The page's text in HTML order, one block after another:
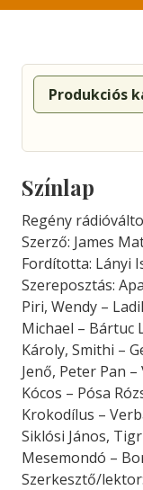
Produkciós
Színlap
Regény
Szerző: James
Fordította: Lányi
Szereposztás:
Piri, Wendy –
Michael – Bártuc
Károly, Smithi –
Jenő, Peter Pan
Kócos – Pósa
Krokodílus –
Siklósi János,
Mesemondó –
Szerkesztő/